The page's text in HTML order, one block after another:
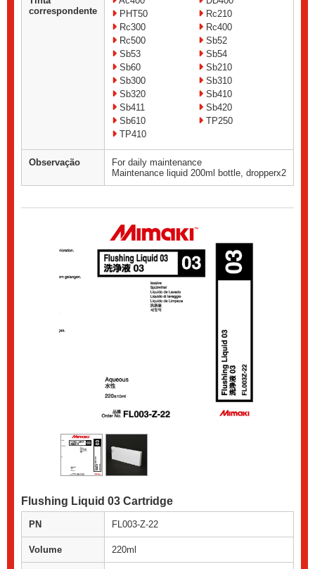
correspondente
PHT50
Rc210
Rc300
Rc400
Rc500
Sb52
Sb53
Sb54
Sb60
Sb210
Sb300
Sb310
Sb320
Sb410
Sb411
Sb420
Sb610
TP250
TP410
Observação
For daily maintenance
Maintenance liquid 200ml bottle, dropperx2
Flushing Liquid 03 Cartridge
PN FL003-Z-22
Volume 220ml